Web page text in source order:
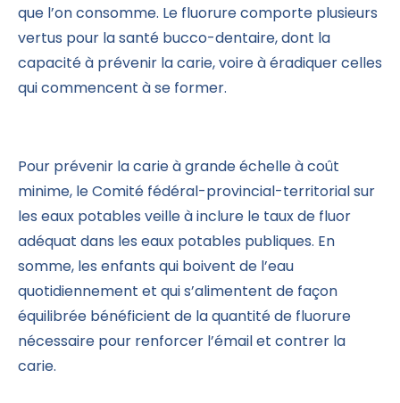
que l’on consomme. Le fluorure comporte plusieurs
vertus pour la santé bucco-dentaire, dont la
capacité à prévenir la carie, voire à éradiquer celles
qui commencent à se former.
Pour prévenir la carie à grande échelle à coût
minime, le Comité fédéral-provincial-territorial sur
les eaux potables veille à inclure le taux de fluor
adéquat dans les eaux potables publiques. En
somme, les enfants qui boivent de l’eau
quotidiennement et qui s’alimentent de façon
équilibrée bénéficient de la quantité de fluorure
nécessaire pour renforcer l’émail et contrer la
carie.